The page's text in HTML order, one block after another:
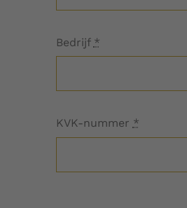
Shopping Cart
Bedrijf *
KVK-nummer *